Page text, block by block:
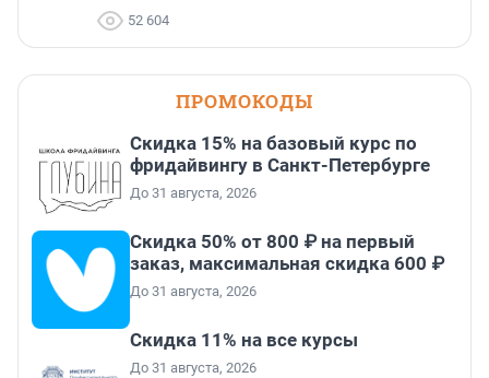
52 604
ПРОМОКОДЫ
Скидка 15% на базовый курс по
фридайвингу в Санкт-Петербурге
До 31 августа, 2026
Скидка 50% от 800 ₽ на первый
заказ, максимальная скидка 600 ₽
До 31 августа, 2026
Скидка 11% на все курсы
До 31 августа, 2026